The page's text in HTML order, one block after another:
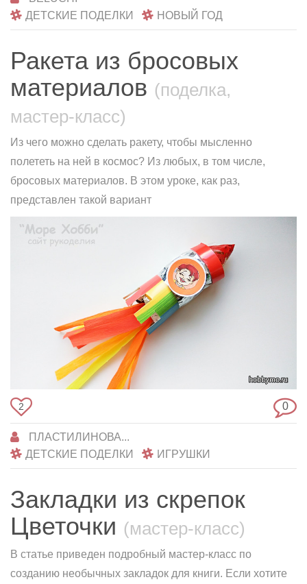
ДЕТСКИЕ ПОДЕЛКИ
НОВЫЙ ГОД
Ракета из бросовых
материалов (поделка,
мастер-класс)
Из чего можно сделать ракету, чтобы мысленно
полететь на ней в космос? Из любых, в том числе,
бросовых материалов. В этом уроке, как раз,
представлен такой вариант
2 0
ПЛАСТИЛИНОВА...
ДЕТСКИЕ ПОДЕЛКИ
ИГРУШКИ
Закладки из скрепок
Цветочки (мастер-класс)
В статье приведен подробный мастер-класс по
созданию необычных закладок для книги. Если хотите